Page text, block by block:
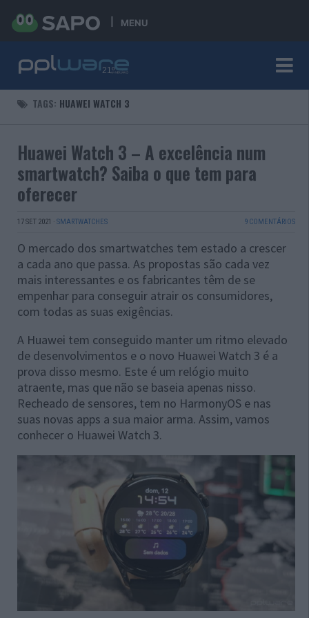
MENU
TAGS: HUAWEI WATCH 3
Huawei Watch 3 – A excelência num
smartwatch? Saiba o que tem para
oferecer
17 SET 2021 · SMARTWATCHES 9 COMENTÁRIOS
O mercado dos smartwatches tem estado a crescer
a cada ano que passa. As propostas são cada vez
mais interessantes e os fabricantes têm de se
empenhar para conseguir atrair os consumidores,
com todas as suas exigências.
A Huawei tem conseguido manter um ritmo elevado
de desenvolvimentos e o novo Huawei Watch 3 é a
prova disso mesmo. Este é um relógio muito
atraente, mas que não se baseia apenas nisso.
Recheado de sensores, tem no HarmonyOS e nas
suas novas apps a sua maior arma. Assim, vamos
conhecer o Huawei Watch 3.